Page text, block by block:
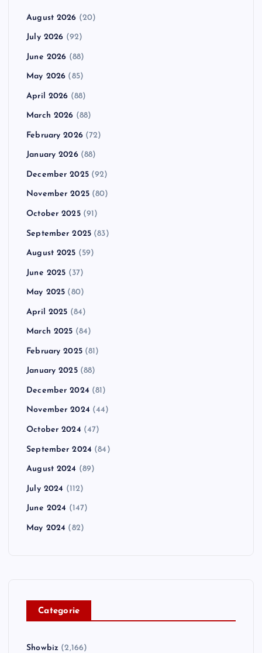
August 2026 (20)
July 2026 (92)
June 2026 (88)
May 2026 (85)
April 2026 (88)
March 2026 (88)
February 2026(72)
January 2026(88)
December 2025(92)
November 2025(80)
October 2025(91)
September 2025 (83)
August 2025 (59)
June 2025 (37)
May 2025 (80)
April 2025 (84)
March 2025 (84)
February 2025(81)
January 2025(88)
December 2024 (81)
November 2024 (44)
October 2024 (47)
September 2024 (84)
August 2024 (89)
July 2024 (112)
June 2024 (147)
May 2024 (82)
Categorie
Showbiz (2,166)